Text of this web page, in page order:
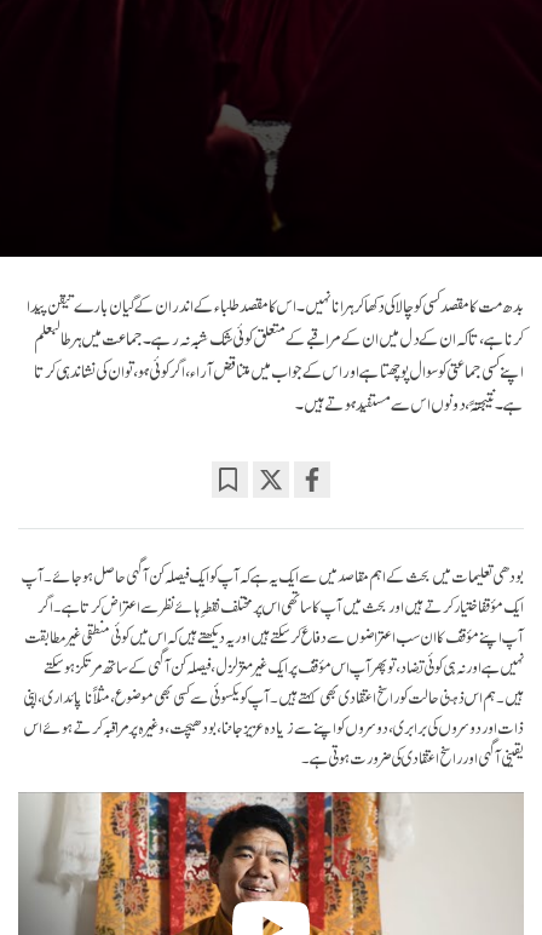
بدھ مت کا مقصد کسی کو چالاکی دکھا کر ہرانا نہیں۔ اس کا مقصد طلباء کے اندر ان کے گیان بارے تیقن پیدا
کرنا ہے، تا کہ ان کے دل میں ان کے مراقبے کے متعلق کوئی شک شبہ نہ رہے۔ جماعت میں ہر طالبعلم
اپنے کسی جماعتی کو سوال پوچھتا ہے اور اس کے جواب میں متناقض آراء، اگر کوئی ہو، تو ان کی نشاندہی کرتا
ہے۔ نتیجتہً، دونوں اس سے مستفید ہوتے ہیں۔
on
facebook
بودھی تعلیمات میں بحث کے اہم مقاصد میں سے ایک یہ ہے کہ آپ کو ایک فیصلہ کن آگہی حاصل ہو جائے۔ آپ
ایک مؤقفاختیار کرتے ہیں اور بحث میں آپ کا ساتھی اس پر مختلف نقطہِ ہائے نظر سے اعتراض کرتا ہے۔ اگر
آپ اپنے مؤقف کا ان سب اعتراضوں سے دفاع کر سکتے ہیں اور یہ دیکھتے ہیں کہ اس میں کوئی منطقی غیر مطابقت
نہیں ہے اور نہ ہی کوئی تضاد، تو پھر آپ اس مؤقف پر ایک غیر متزلزل، فیصلہ کن آگہی کے ساتھ مرتکز ہو سکتے
ہیں۔ ہم اس ذہنی حالت کو راسخ اعتقادی بھی کہتے ہیں۔ آپ کو یکسوئی سے کسی بھی موضوع، مثلاً ناپائداری، اپنی
ذات اور دوسروں کی برابری، دوسروں کو اپنے سے زیادہ عزیز جاننا، بودھیچت، وغیرہ پر مراقبہ کرتے ہوئے اس
یقینی آگہی اور راسخ اعتقادی کی ضرورت ہوتی ہے۔